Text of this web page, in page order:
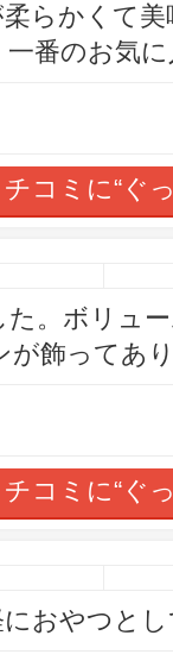
らかくて
番のお気
コミに“ぐ
。ボリュ
が飾ってあ
コミに“ぐ
おやつと